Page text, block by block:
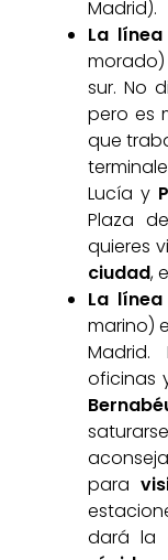
Madrid).
La
sur. No
pero es
que
Lucía y
Plaza
quieres
ciudad,
La
marino)
oficinas
para
dará la